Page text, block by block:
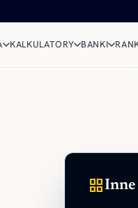
KALKULATORY BANKI
grid_view